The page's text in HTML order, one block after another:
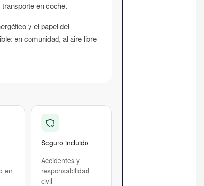
en coche.
y el papel del
en comunidad, al aire libre
en
Seguro incluido
Accidentes y
responsabilidad
civil